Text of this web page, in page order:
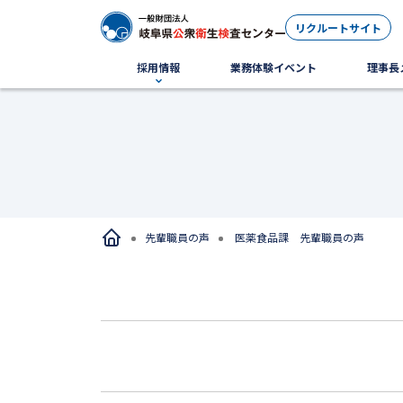
リクルートサイト
採用情報 業務体験イベント 理事長
先輩職員の声 医薬食品課 先輩職員の声